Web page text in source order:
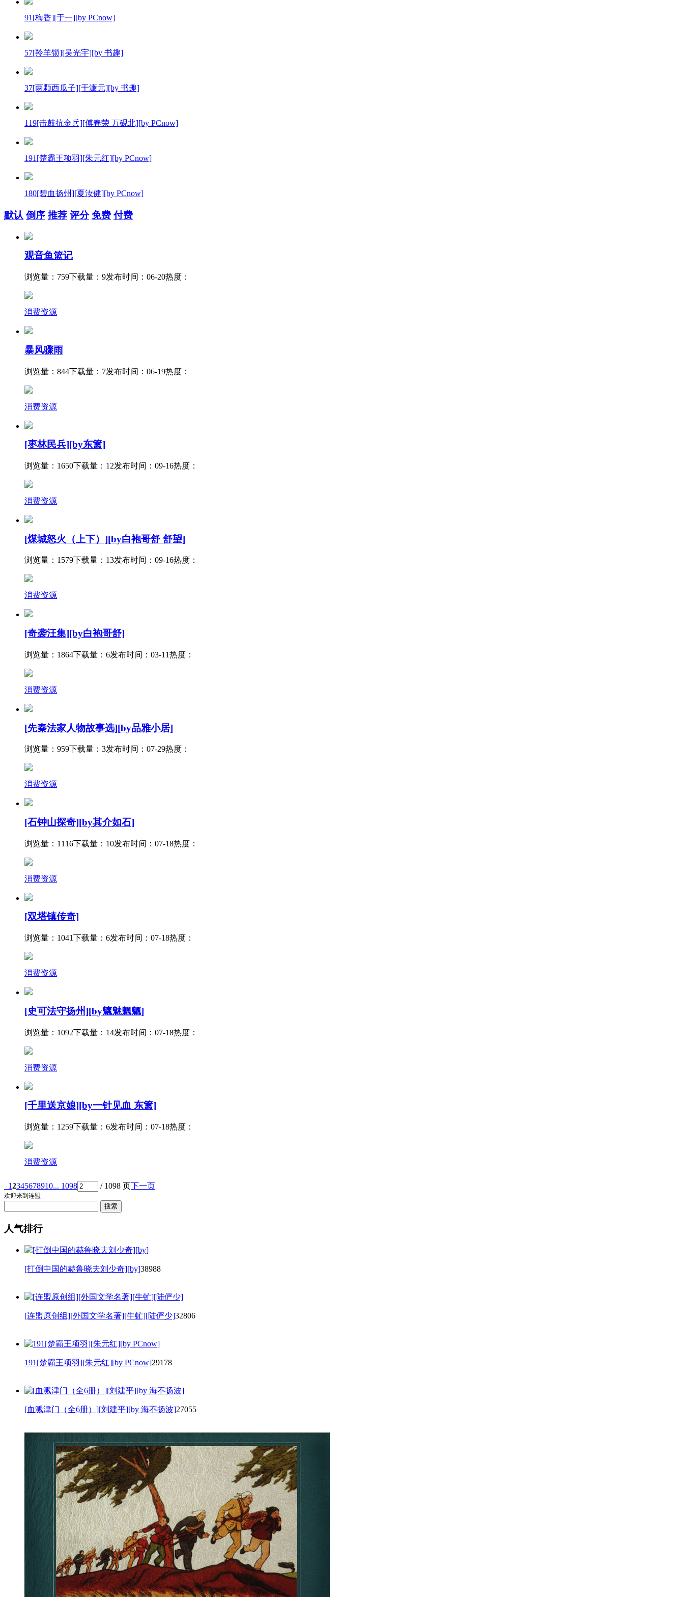
91[梅香][于一][by PCnow]
57[羚羊锁][吴光宇][by 书趣]
37[两颗西瓜子][于濂元][by 书趣]
119[击鼓抗金兵][傅春荣 万砚北][by PCnow]
191[楚霸王项羽][朱元红][by PCnow]
180[碧血扬州][夏汝健][by PCnow]
默认 倒序 推荐 评分 免费 付费
观音鱼篮记
浏览量：759下载量：9发布时间：06-20热度：
消费资源
暴风骤雨
浏览量：844下载量：7发布时间：06-19热度：
消费资源
[枣林民兵][by东篱]
浏览量：1650下载量：12发布时间：09-16热度：
消费资源
[煤城怒火（上下）][by白袍哥舒 舒望]
浏览量：1579下载量：13发布时间：09-16热度：
消费资源
[奇袭汪集][by白袍哥舒]
浏览量：1864下载量：6发布时间：03-11热度：
消费资源
[先秦法家人物故事选][by品雅小居]
浏览量：959下载量：3发布时间：07-29热度：
消费资源
[石钟山探奇][by其介如石]
浏览量：1116下载量：10发布时间：07-18热度：
消费资源
[双塔镇传奇]
浏览量：1041下载量：6发布时间：07-18热度：
消费资源
[史可法守扬州][by魑魅魍魉]
浏览量：1092下载量：14发布时间：07-18热度：
消费资源
[千里送京娘][by一针见血 东篱]
浏览量：1259下载量：6发布时间：07-18热度：
消费资源
12345678910... 1098 / 1098 页下一页
欢迎来到连盟
人气排行
[打倒中国的赫鲁晓夫刘少奇][by]38988
[连盟原创组][外国文学名著][牛虻][陆俨少]32806
191[楚霸王项羽][朱元红][by PCnow]29178
[血溅津门（全6册）][刘建平][by 海不扬波]27055